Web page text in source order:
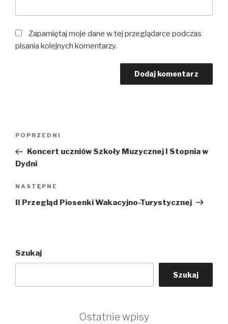
Zapamiętaj moje dane w tej przeglądarce podczas
pisania kolejnych komentarzy.
Poprzedni
wpis
POPRZEDNI
Koncert uczniów Szkoły Muzycznej I Stopnia w
Dydni
Następny
wpis
NASTĘPNE
II Przegląd Piosenki Wakacyjno-Turystycznej
Szukaj
Szukaj
Ostatnie wpisy